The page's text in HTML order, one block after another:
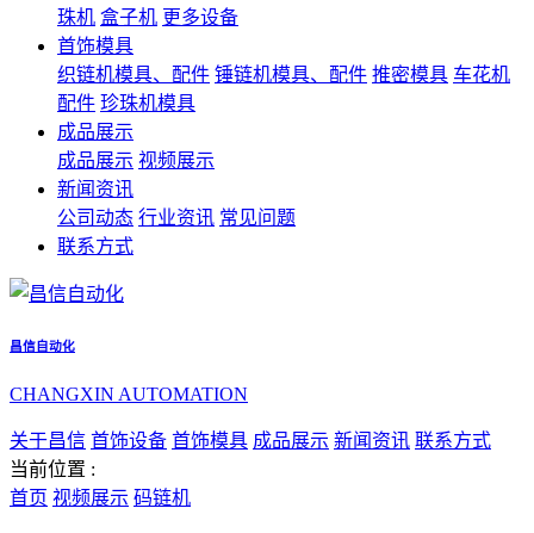
珠机 盒子机 更多设备
首饰模具
织链机模具、配件 锤链机模具、配件 推密模具 车花机
配件 珍珠机模具
成品展示
成品展示 视频展示
新闻资讯
公司动态 行业资讯 常见问题
联系方式
昌信自动化
CHANGXIN AUTOMATION
关于昌信 首饰设备 首饰模具 成品展示 新闻资讯 联系方式
当前位置 :
首页 视频展示 码链机